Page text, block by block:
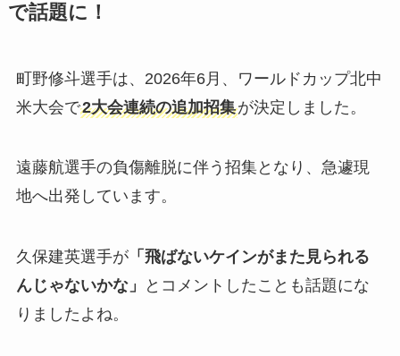
で話題に！
町野修斗選手は、2026年6月、ワールドカップ北中
米大会で2大会連続の追加招集が決定しました。
遠藤航選手の負傷離脱に伴う招集となり、急遽現
地へ出発しています。
久保建英選手が「飛ばないケインがまた見られる
んじゃないかな」
とコメントしたことも話題にな
りましたよね。